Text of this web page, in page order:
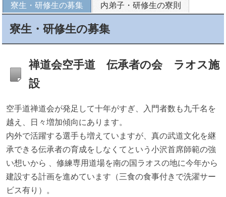
寮生・研修生の募集 内弟子・研修生の寮則
寮生・研修生の募集
禅道会空手道 伝承者の会 ラオス施
設
空手道禅道会が発足して十年がすぎ、入門者数も九千名を
越え、日々増加傾向にあります。
内外で活躍する選手も増えていますが、真の武道文化を継
承できる伝承者の育成をしなくてという小沢首席師範の強
い想いから 、修練専用道場を南の国ラオスの地に今年から
建設する計画を進めています（三食の食事付きで洗濯サー
ビス有り）。